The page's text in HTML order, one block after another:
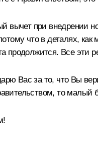
вычет при
что в деталях,
продолжится. Все
Вас за то, что Вы
то малый